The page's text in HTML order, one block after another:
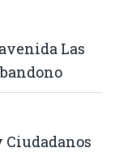
Las
Ciudadanos